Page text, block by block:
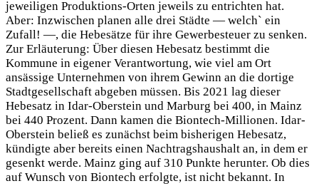
jeweiligen Produktions-Orten jeweils zu entrichten hat.
Aber: Inzwischen planen alle drei Städte — welch` ein
Zufall! —, die Hebesätze für ihre Gewerbesteuer zu senken.
Zur Erläuterung: Über diesen Hebesatz bestimmt die
Kommune in eigener Verantwortung, wie viel am Ort
ansässige Unternehmen von ihrem Gewinn an die dortige
Stadtgesellschaft abgeben müssen. Bis 2021 lag dieser
Hebesatz in Idar-Oberstein und Marburg bei 400, in Mainz
bei 440 Prozent. Dann kamen die Biontech-Millionen. Idar-
Oberstein beließ es zunächst beim bisherigen Hebesatz,
kündigte aber bereits einen Nachtragshaushalt an, in dem er
gesenkt werde. Mainz ging auf 310 Punkte herunter. Ob dies
auf Wunsch von Biontech erfolgte, ist nicht bekannt. In